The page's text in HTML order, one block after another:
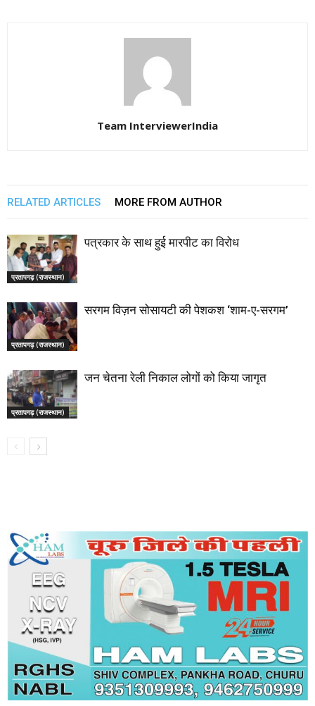
Team InterviewerIndia
RELATED ARTICLES MORE FROM AUTHOR
प्रतापगढ़ (राजस्थान)
पत्रकार के साथ हुई मारपीट का विरोध
प्रतापगढ़ (राजस्थान)
सरगम विज़न सोसायटी की पेशकश ‘शाम-ए-सरगम’
प्रतापगढ़ (राजस्थान)
जन चेतना रेली निकाल लोगों को किया जागृत